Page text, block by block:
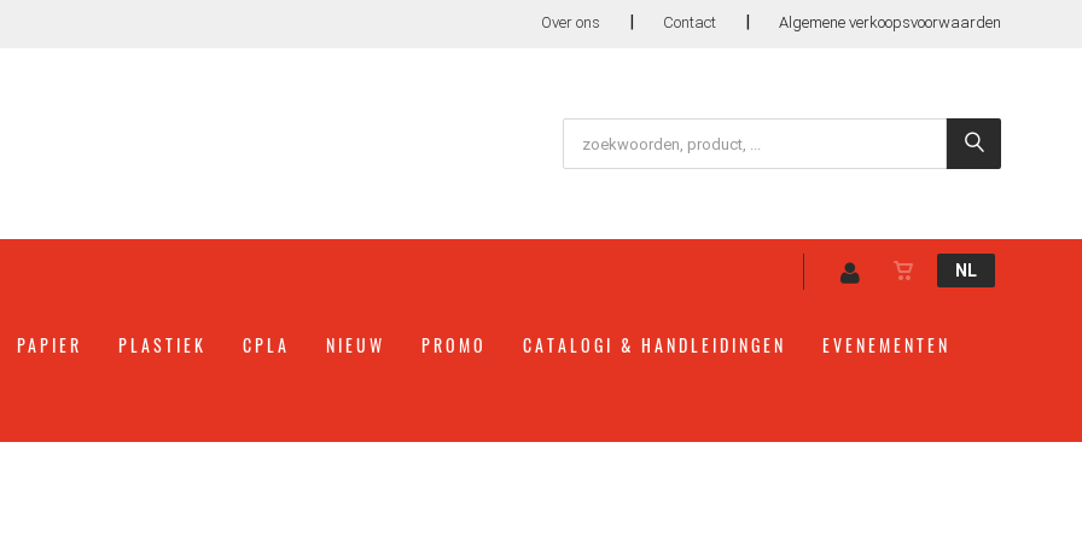
Over ons | Contact | Algemene verkoopsvoorwaarden
NL
PAPIER PLASTIEK CPLA NIEUW PROMO CATALOGI & HANDLEIDINGEN EVENEMENTEN